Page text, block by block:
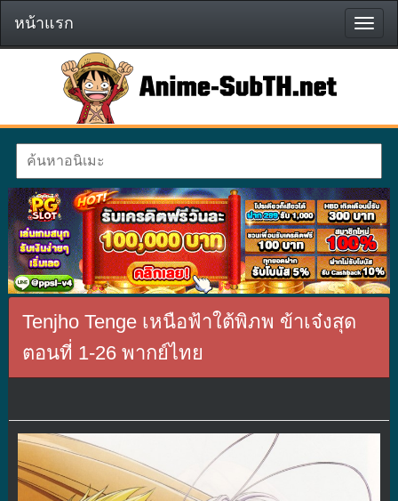
หน้า
แรก
หน้าแรก
Tenjho Tenge เหนือฟ้าใต้พิภพ ข้าเจ๋งสุด
ตอนที่ 1-26 พากย์ไทย